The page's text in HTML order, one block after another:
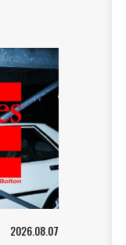
2026.08.07